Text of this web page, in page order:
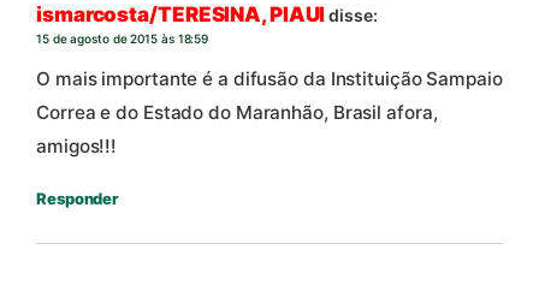
ismarcosta/TERESINA, PIAUIdisse:
15 de agosto de 2015 às 18:59
O mais importante é a difusão da Instituição Sampaio
Correa e do Estado do Maranhão, Brasil afora,
amigos!!!
Responder